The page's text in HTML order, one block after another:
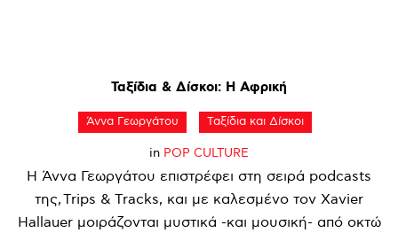
Ταξίδια & Δίσκοι: Η Αφρική
Άννα Γεωργάτου Ταξίδια και Δίσκοι
in POP CULTURE
Η Άννα Γεωργάτου επιστρέφει στη σειρά podcasts
της, Trips & Tracks, και με καλεσμένο τον Xavier
Hallauer μοιράζονται μυστικά -και μουσική- από οκτώ